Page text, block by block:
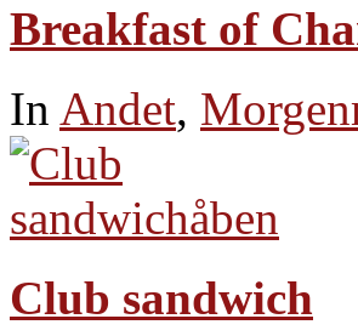
Breakfast of
In Andet,
Club sandwich